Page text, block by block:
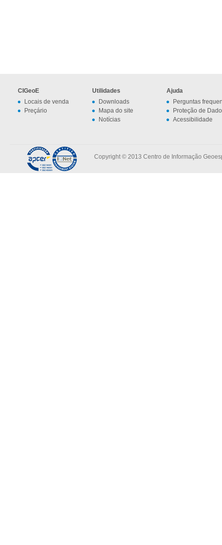
CIGeoE
Locais de venda
Preçário
Utilidades
Downloads
Mapa do site
Notícias
Ajuda
Perguntas
Proteção de
Acessibilidade
Copyright © 2013 Centro de Informação